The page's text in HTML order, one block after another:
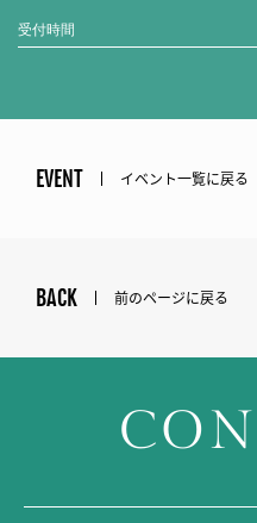
受付時間
EVENT イベント一覧に戻る
BACK 前のページに戻る